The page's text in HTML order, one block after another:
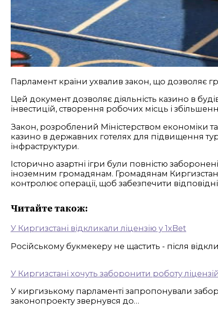
Парламент країни ухвалив закон, що дозволяє
Цей документ дозволяє діяльність казино в
інвестицій, створення робочих місць і
Закон, розроблений Міністерством економіки
казино в державних готелях для підвищення
інфраструктури.
Історично азартні ігри були повністю
іноземним громадянам. Громадянам
контролює операції, щоб забезпечити
Читайте також:
У Киргизстані відкликали ліцензію у 1xBet
Російському букмекеру не щастить - після
У Киргизстані хочуть заборонити роботу
У киргизькому парламенті запропонували
законопроекту звернувся до…